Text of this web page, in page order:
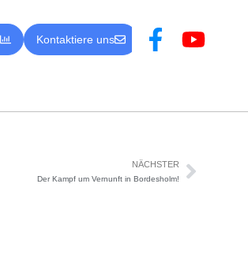
Kontaktiere uns
NÄCHSTER
Der Kampf um Vernunft in Bordesholm!